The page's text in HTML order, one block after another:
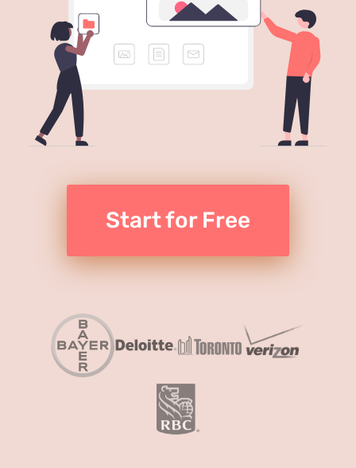
Start for Free